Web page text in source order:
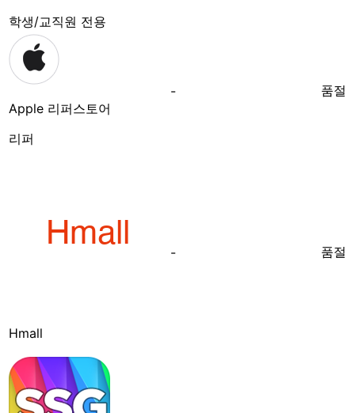
학생/교직원 전용
Apple 리퍼스토어
리퍼
- 품절
Hmall
- 품절